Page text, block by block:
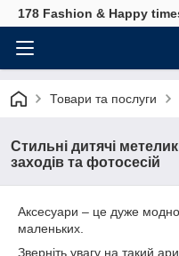
178 Fashion & Happy
Товари та послуги
Стильні дитячі
заходів та фотосесій
Аксесуари – це дуже
маленьких.
Зверніть увагу на такий